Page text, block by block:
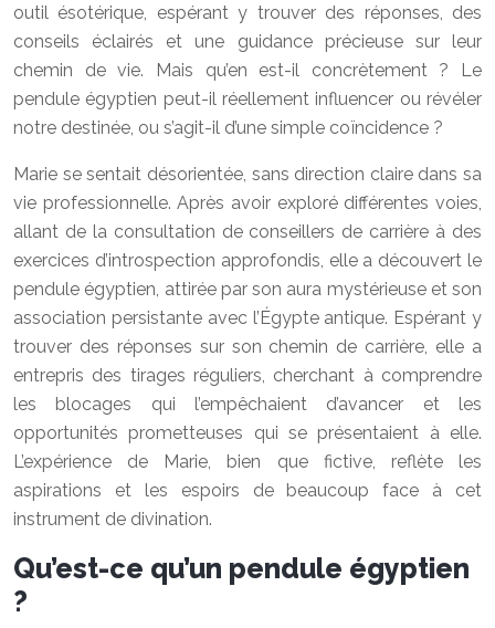
outil ésotérique, espérant y trouver des réponses, des
conseils éclairés et une guidance précieuse sur leur
chemin de vie. Mais qu’en est-il concrètement ? Le
pendule égyptien peut-il réellement influencer ou révéler
notre destinée, ou s’agit-il d’une simple coïncidence ?
Marie se sentait désorientée, sans direction claire dans sa
vie professionnelle. Après avoir exploré différentes voies,
allant de la consultation de conseillers de carrière à des
exercices d’introspection approfondis, elle a découvert le
pendule égyptien, attirée par son aura mystérieuse et son
association persistante avec l’Égypte antique. Espérant y
trouver des réponses sur son chemin de carrière, elle a
entrepris des tirages réguliers, cherchant à comprendre
les blocages qui l’empêchaient d’avancer et les
opportunités prometteuses qui se présentaient à elle.
L’expérience de Marie, bien que fictive, reflète les
aspirations et les espoirs de beaucoup face à cet
instrument de divination.
Qu’est-ce qu’un pendule égyptien
?